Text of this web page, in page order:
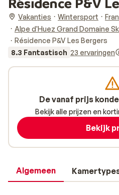
Vakanties Wintersport
Alpe d'Huez Grand Domaine
Résidence P&V Les Bergers
8.3 Fantastisch 23 ervaringen
Algemeen
De vanaf prijs
Bekijk alle prijzen en
Bekijk